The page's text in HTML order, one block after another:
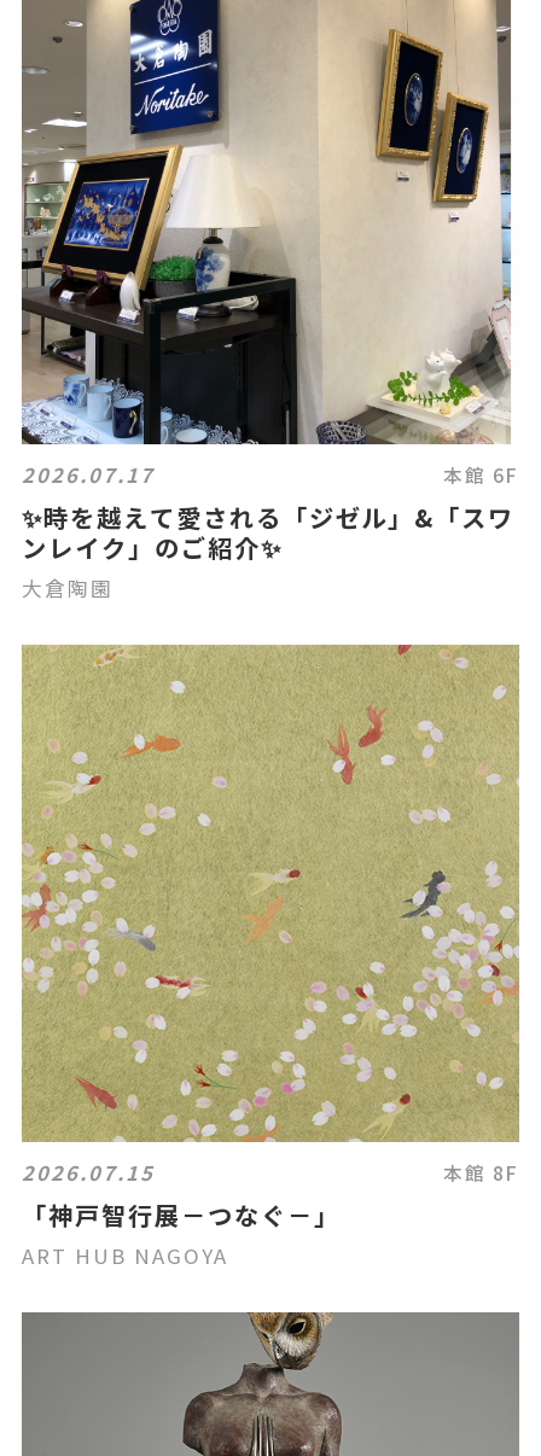
2026.07.17 本館 6F
✨時を越えて愛される「ジゼル」&「スワ
ンレイク」のご紹介✨
大倉陶園
2026.07.15 本館 8F
「神戸智行展－つなぐ－」
ART HUB NAGOYA